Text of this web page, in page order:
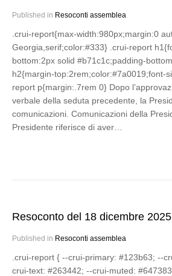
Published in Resoconti assemblea
.crui-report{max-width:980px;margin:0
Georgia,serif;color:#333} .crui-report
bottom:2px solid #b71c1c;padding-
h2{margin-top:2rem;color:#7a0019;font-
report p{margin:.7rem 0} Dopo
verbale della seduta precedente, la
comunicazioni. Comunicazioni della
Presidente riferisce di aver…
Resoconto del 18 dicembre 2025
Published in Resoconti assemblea
.crui-report { --crui-primary: #123b63; --
crui-text: #263442; --crui-muted: